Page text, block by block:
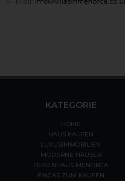
KATEGORIE
HOME
HAUS KAUFEN
LUXUSIMMOBILIEN
MODERNE HÄUSER
FERIENHAUS MENORCA
FINCAS ZUM KAUFEN